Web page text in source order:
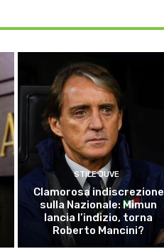
STILE JUVE
Clamorosa indiscrezione
sulla Nazionale: Mimun
lancia l’indizio, torna
Roberto Mancini?